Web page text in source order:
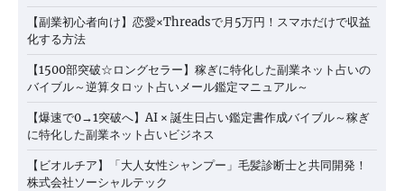
【副業初心者向け】恋愛×Threadsで月5万円！スマホだけで収益
化する方法
【1500部突破☆ロングセラー】稼ぎに特化した副業ネット占いの
バイブル～逆算タロット占いメール鑑定マニュアル～
【爆速で0→1突破へ】AI × 誕生日占い鑑定書作成バイブル～稼ぎ
に特化した副業ネット占いビジネス
【ビオルチア】「大人女性シャンプー」毛髪診断士と共同開発！
株式会社ソーシャルテック